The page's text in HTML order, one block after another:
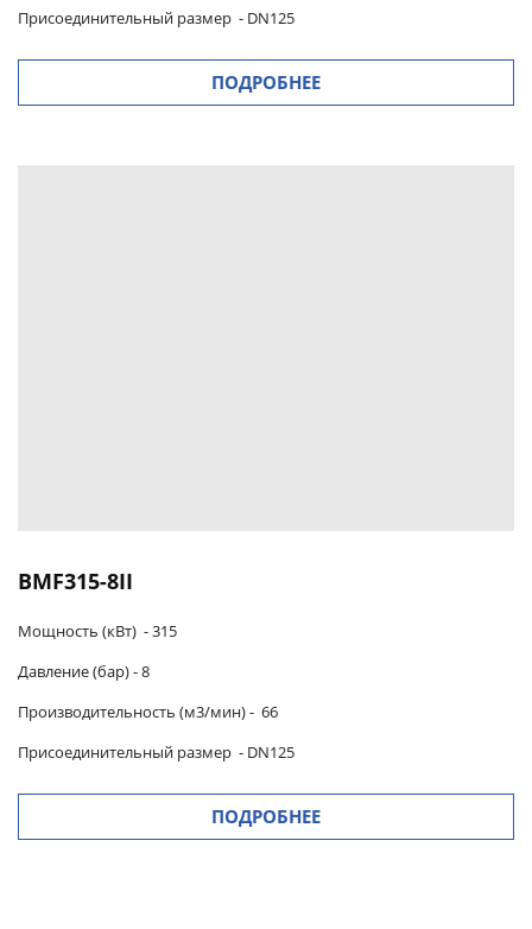
Присоединительный размер - DN125
ПОДРОБНЕЕ
BMF315-8II
Мощность (кВт) -315
Давление (бар) -8
Производительность (м3/мин)- 66
Присоединительный размер - DN125
ПОДРОБНЕЕ